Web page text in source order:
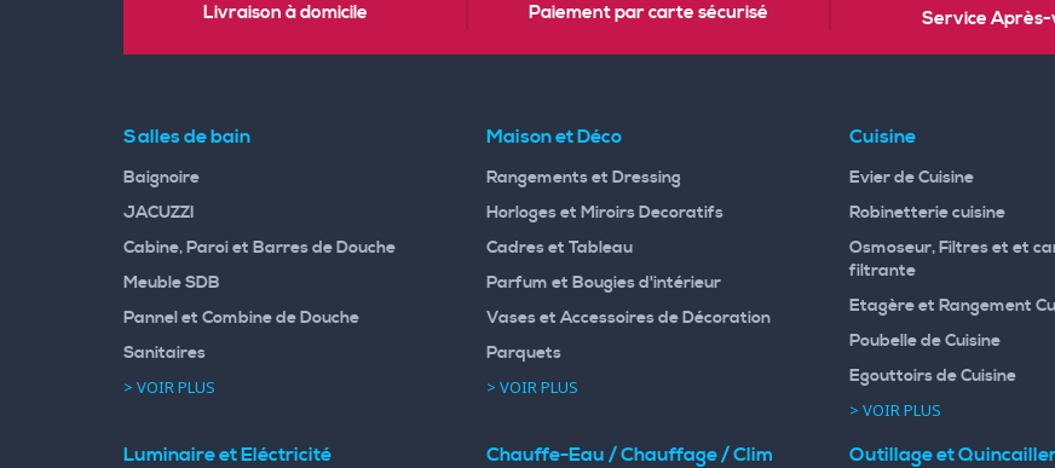
Livraison à domicile Paiement par carte sécurisé Service
Salles de bain
Baignoire
JACUZZI
Cabine, Paroi et Barres de Douche
Meuble SDB
Pannel et Combine de Douche
Sanitaires
> VOIR PLUS
Maison et Déco
Rangements et Dressing
Horloges et Miroirs Decoratifs
Cadres et Tableau
Parfum et Bougies d'intérieur
Vases et Accessoires de Décoration
Parquets
> VOIR PLUS
Cuisine
Evier de Cuisine
Robinetterie cuisine
Osmoseur, Filtres et et
filtrante
Etagère et Rangement
Poubelle de Cuisine
Egouttoirs de Cuisine
> VOIR PLUS
Luminaire et Eléctricité Chauffe-Eau / Chauffage / Clim Outillage et